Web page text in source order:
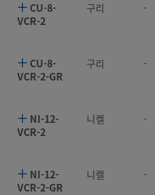
CU-8-
VCR-2
구리 -
CU-8-
VCR-2-GR
구리 -
NI-12-
VCR-2
니켈 -
NI-12-
VCR-2-GR
니켈 -